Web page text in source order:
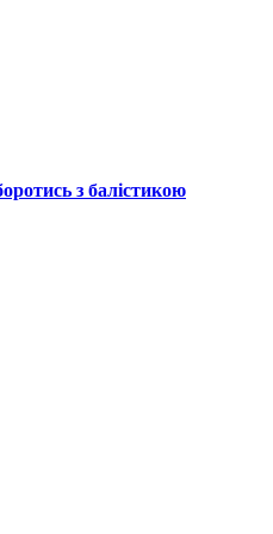
з балістикою